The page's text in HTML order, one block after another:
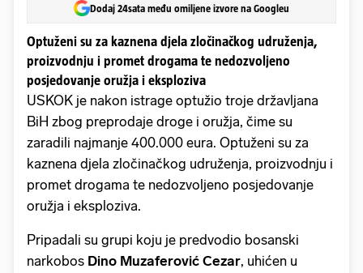
Dodaj 24sata među omiljene izvore na Googleu
Optuženi su za kaznena djela zločinačkog udruženja,
proizvodnju i promet drogama te nedozvoljeno
posjedovanje oružja i eksploziva
USKOK je nakon istrage optužio troje državljana
BiH zbog preprodaje droge i oružja, čime su
zaradili najmanje 400.000 eura. Optuženi su za
kaznena djela zločinačkog udruženja, proizvodnju i
promet drogama te nedozvoljeno posjedovanje
oružja i eksploziva.
Pripadali su grupi koju je predvodio bosanski
narkobos Dino Muzaferović Cezar, uhićen u